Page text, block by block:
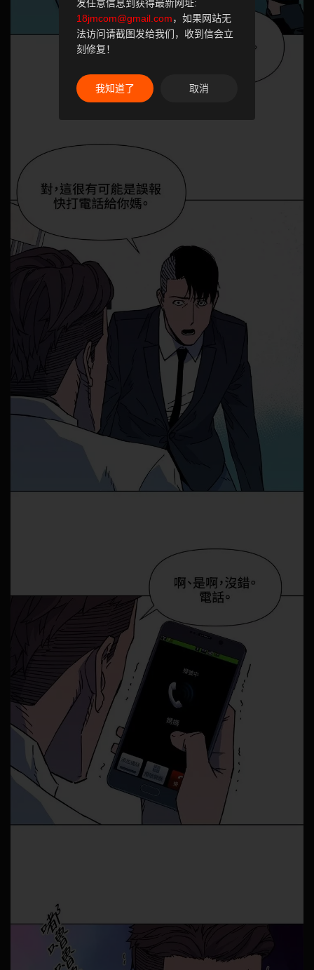
发任意信息到获得最新网址:
18jmcom@gmail.com，如果网站无
法访问请截图发给我们，收到信会立
刻修复！
我知道了 取消